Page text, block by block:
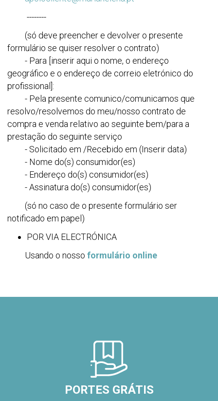
--------
(só deve preencher e devolver o presente
formulário se quiser resolver o contrato)
- Para [inserir aqui o nome, o endereço
geográfico e o endereço de correio eletrónico do
profissional]:
- Pela presente comunico/comunicamos que
resolvo/resolvemos do meu/nosso contrato de
compra e venda relativo ao seguinte bem/para a
prestação do seguinte serviço
- Solicitado em /Recebido em (Inserir data)
- Nome do(s) consumidor(es)
- Endereço do(s) consumidor(es)
- Assinatura do(s) consumidor(es)
(só no caso de o presente formulário ser
notificado em papel)
POR VIA ELECTRÓNICA
Usando o nosso formulário online
PORTES GRÁTIS